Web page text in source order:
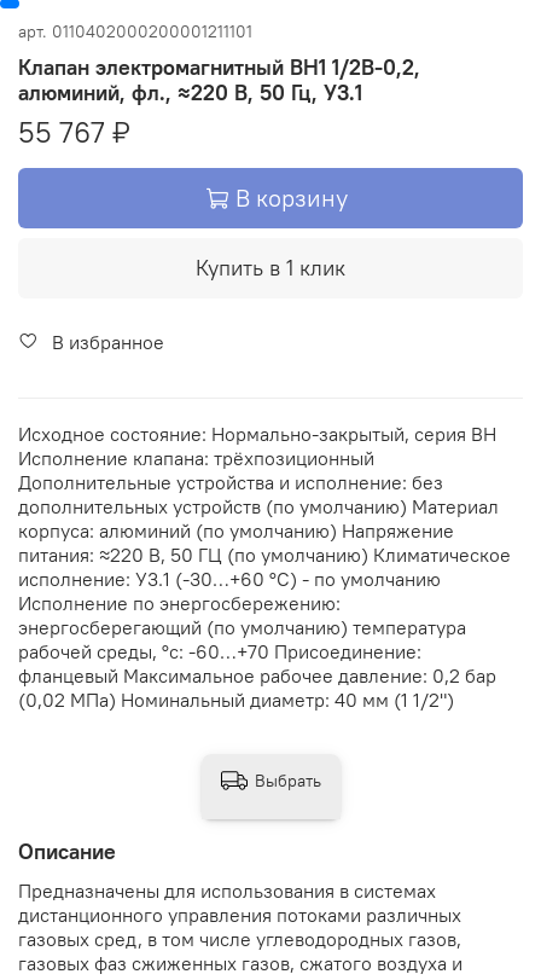
арт. 0110402000200001211101
Клапан электромагнитный ВН1 1/2В-0,2,
алюминий, фл., ≈220 В, 50 Гц, У3.1
55 767 ₽
В корзину
Купить в 1 клик
В избранное
Исходное состояние: Нормально-закрытый, серия ВН
Исполнение клапана: трёхпозиционный
Дополнительные устройства и исполнение: без
дополнительных устройств (по умолчанию) Материал
корпуса: алюминий (по умолчанию) Напряжение
питания: ≈220 В, 50 ГЦ (по умолчанию) Климатическое
исполнение: У3.1 (-30…+60 °С) - по умолчанию
Исполнение по энергосбережению:
энергосберегающий (по умолчанию) температура
рабочей среды, °с: -60…+70 Присоединение:
фланцевый Максимальное рабочее давление: 0,2 бар
(0,02 МПа) Номинальный диаметр: 40 мм (1 1/2")
Описание
Предназначены для использования в системах
дистанционного управления потоками различных
газовых сред, в том числе углеводородных газов,
газовых фаз сжиженных газов, сжатого воздуха и
Выбрать